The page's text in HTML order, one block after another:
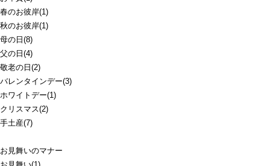
春のお彼岸(1)
秋のお彼岸(1)
母の日(8)
父の日(4)
敬老の日(2)
バレンタインデー(3)
ホワイトデー(1)
クリスマス(2)
手土産(7)
お見舞いのマナー